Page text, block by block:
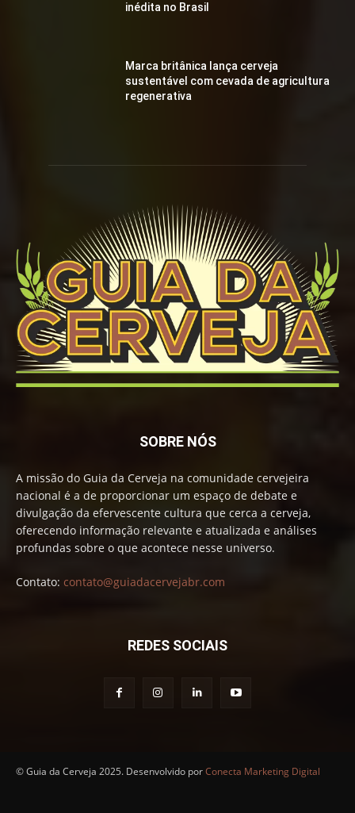
inédita no Brasil
Marca britânica lança cerveja
sustentável com cevada de agricultura
regenerativa
SOBRE NÓS
A missão do Guia da Cerveja na comunidade cervejeira
nacional é a de proporcionar um espaço de debate e
divulgação da efervescente cultura que cerca a cerveja,
oferecendo informação relevante e atualizada e análises
profundas sobre o que acontece nesse universo.
Contato: contato@guiadacervejabr.com
REDES SOCIAIS
© Guia da Cerveja 2025. Desenvolvido porConecta Marketing Digital